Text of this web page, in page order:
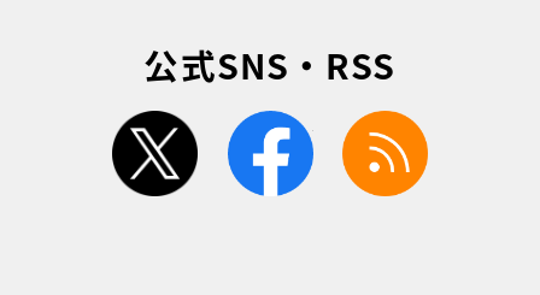
公式SNS・RSS
twitter facebook